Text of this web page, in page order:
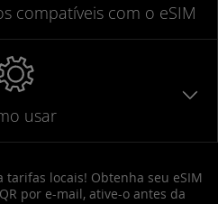
compatíveis com o eSIM
usar
tarifas locais! Obtenha seu eSIM
por e-mail, ative-o antes da